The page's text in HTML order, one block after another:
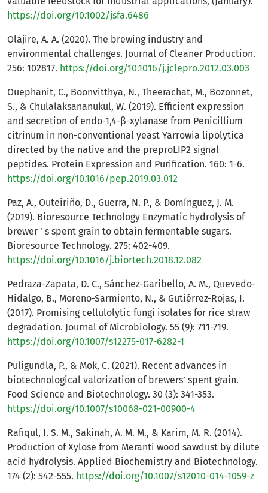
https://doi.org/10.1002/jsfa.6486
Olajire, A. A. (2020). The brewing industry and
environmental challenges. Journal of Cleaner Production.
256: 102817. https://doi.org/10.1016/j.jclepro.2012.03.003
Ouephanit, C., Boonvitthya, N., Theerachat, M., Bozonnet,
S., & Chulalaksananukul, W. (2019). Efficient expression
and secretion of endo-1,4-β-xylanase from Penicillium
citrinum in non-conventional yeast Yarrowia lipolytica
directed by the native and the preproLIP2 signal
peptides. Protein Expression and Purification. 160: 1-6.
https://doi.org/10.1016/pep.2019.03.012
Paz, A., Outeiriño, D., Guerra, N. P., & Domínguez, J. M.
(2019). Bioresource Technology Enzymatic hydrolysis of
brewer ’ s spent grain to obtain fermentable sugars.
Bioresource Technology. 275: 402-409.
https://doi.org/10.1016/j.biortech.2018.12.082
Pedraza-Zapata, D. C., Sánchez-Garibello, A. M., Quevedo-
Hidalgo, B., Moreno-Sarmiento, N., & Gutiérrez-Rojas, I.
(2017). Promising cellulolytic fungi isolates for rice straw
degradation. Journal of Microbiology. 55 (9): 711-719.
https://doi.org/10.1007/s12275-017-6282-1
Puligundla, P., & Mok, C. (2021). Recent advances in
biotechnological valorization of brewers’ spent grain.
Food Science and Biotechnology. 30 (3): 341-353.
https://doi.org/10.1007/s10068-021-00900-4
Rafiqul, I. S. M., Sakinah, A. M. M., & Karim, M. R. (2014).
Production of Xylose from Meranti wood sawdust by dilute
acid hydrolysis. Applied Biochemistry and Biotechnology.
174 (2): 542-555. https://doi.org/10.1007/s12010-014-1059-z